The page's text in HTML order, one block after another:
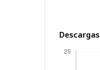
Descargas